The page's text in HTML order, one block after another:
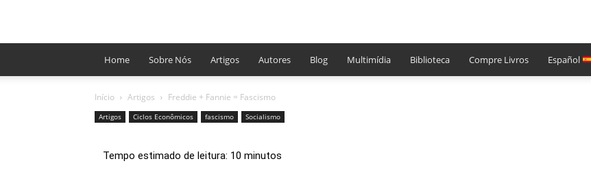
Home Sobre Nós Artigos Autores Blog Multimídia Biblioteca Compre Livros Español
Início Artigos Freddie + Fannie = Fascismo
Artigos Ciclos Econômicos fascismo Socialismo